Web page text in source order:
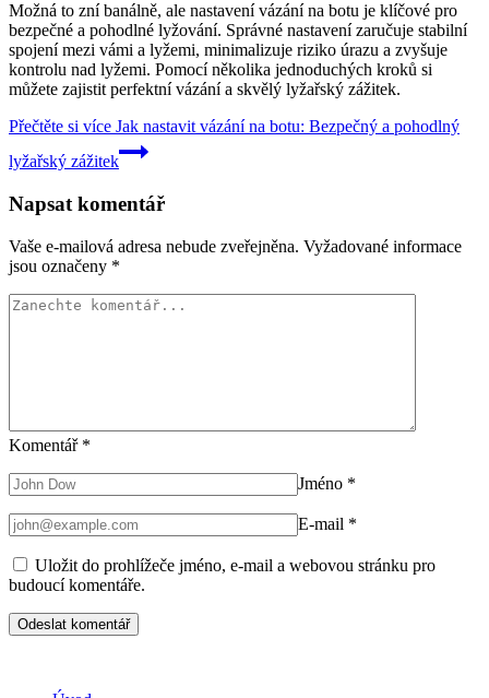
Možná to zní banálně, ale nastavení vázání na botu je klíčové pro
bezpečné a pohodlné lyžování. Správné nastavení zaručuje stabilní
spojení mezi vámi a lyžemi, minimalizuje riziko úrazu a zvyšuje
kontrolu nad lyžemi. Pomocí několika jednoduchých kroků si
můžete zajistit perfektní vázání a skvělý lyžařský zážitek.
Přečtěte si více Jak nastavit vázání na botu: Bezpečný a pohodlný
lyžařský zážitek
Napsat komentář
Vaše e-mailová adresa nebude zveřejněna. Vyžadované informace
jsou označeny *
Komentář *
Jméno *
E-mail *
Uložit do prohlížeče jméno, e-mail a webovou stránku pro
budoucí komentáře.